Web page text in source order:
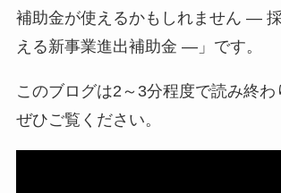
補助金が使えるかもしれません ―
える新事業進出補助金 ―」です。
このブログは2～3分程度で読み終わ
ぜひご覧ください。